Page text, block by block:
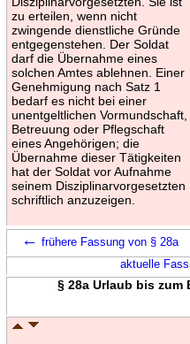
zu erteilen, wenn nicht
zwingende dienstliche Gründe
entgegenstehen. Der Soldat
darf die Übernahme eines
solchen Amtes ablehnen. Einer
Genehmigung nach Satz 1
bedarf es nicht bei einer
unentgeltlichen Vormundschaft,
Betreuung oder Pflegschaft
eines Angehörigen; die
Übernahme dieser Tätigkeiten
hat der Soldat vor Aufnahme
seinem Disziplinarvorgesetzten
schriftlich anzuzeigen.
← frühere Fassung von § 28a
aktuelle
§ 28a Urlaub bis